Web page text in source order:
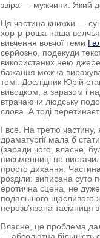
звіра — мужчини. Який
Ця частина книжки —
хор-р-роша наша волчья
вивчення вовчої теми
серйозно, подекуди
використаних нею
бажання можна
темі. Дослідник Юрій
виводком, а заразом і
втрачаючи людську
слова. А тоді
І все. На третю
драматургії мала б
(заради чого, власне,
письменниці не
просто дихання. Частина
розділи: виписана
еротична сцена, не
подальшого щасливого
нерозв’язана таємниця
Власне, це проблема